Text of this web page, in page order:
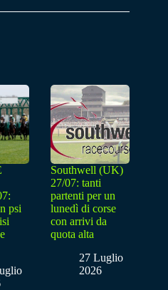
psi
Southwell (UK)
27/07: tanti
partenti per un
lunedì di corse
con arrivi da
quota alta
27 Luglio
2026